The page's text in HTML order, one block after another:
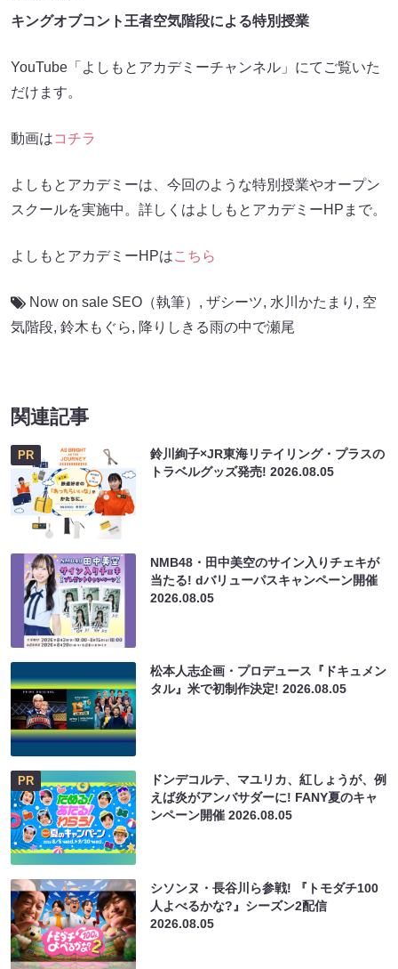
キングオブコント王者空気階段による特別授業
YouTube「よしもとアカデミーチャンネル」にてご覧いた
だけます。
動画はコチラ
よしもとアカデミーは、今回のような特別授業やオープン
スクールを実施中。詳しくはよしもとアカデミーHPまで。
よしもとアカデミーHPはこちら
Now on sale SEO（執筆） , ザシーツ, 水川かたまり , 空
気階段, 鈴木もぐら, 降りしきる雨の中で瀬尾
関連記事
PR
鈴川絢子×JR東海リテイリング・プラスの
トラベルグッズ発売!2026.08.05
NMB48・田中美空のサイン入りチェキが
当たる! dバリューパスキャンペーン開催
2026.08.05
松本人志企画・プロデュース『ドキュメン
タル』米で初制作決定!2026.08.05
PR
ドンデコルテ、マユリカ、紅しょうが、例
えば炎がアンバサダーに! FANY夏のキャ
ンペーン開催2026.08.05
シソンヌ・長谷川ら参戦! 『トモダチ100
人よべるかな?』シーズン2配信
2026.08.05